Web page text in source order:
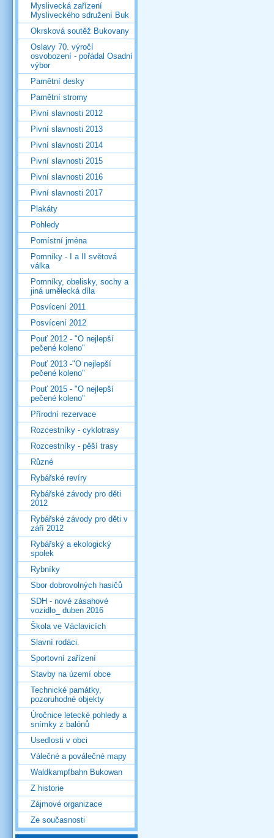
Myslivecká zařízení
Mysliveckého sdružení Buk
Okrsková soutěž Bukovany
Oslavy 70. výročí
osvobození - pořádal Osadní
výbor
Pamětní desky
Pamětní stromy
Pivní slavnosti 2012
Pivní slavnosti 2013
Pivní slavnosti 2014
Pivní slavnosti 2015
Pivní slavnosti 2016
Pivní slavnosti 2017
Plakáty
Pohledy
Pomístní jména
Pomníky - I a II světová
válka
Pomníky, obelisky, sochy a
jiná umělecká díla
Posvícení 2011
Posvícení 2012
Pouť 2012 - "O nejlepší
pečené koleno"
Pouť 2013 -"O nejlepší
pečené koleno"
Pouť 2015 - "O nejlepší
pečené koleno"
Přírodní rezervace
Rozcestníky - cyklotrasy
Rozcestníky - pěší trasy
Různé
Rybářské revíry
Rybářské závody pro děti
2012
Rybářské závody pro děti v
září 2012
Rybářský a ekologický
spolek
Rybníky
Sbor dobrovolných hasičů
SDH - nové zásahové
vozidlo_ duben 2016
Škola ve Václavicích
Slavní rodáci.
Sportovní zařízení
Stavby na území obce
Technické památky,
pozoruhodné objekty
Úročnice letecké pohledy a
snímky z balónů
Usedlosti v obci
Válečné a poválečné mapy
Waldkampfbahn Bukowan
Z historie
Zájmové organizace
Ze současnosti